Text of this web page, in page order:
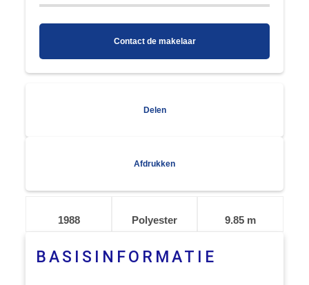
Contact de makelaar
Delen
Afdrukken
1988 Polyester 9.85 m
BASISINFORMATIE